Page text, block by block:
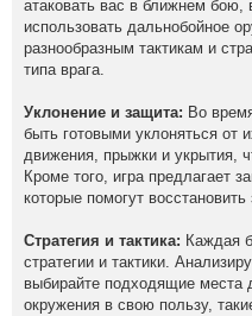
атаковать вас в ближнем бою,
использовать дальнобойное
разнообразным тактикам и
типа врага.
Уклонение и защита: Во
быть готовыми уклоняться от
движения, прыжки и укрытия,
Кроме того, игра предлагает
которые помогут
Стратегия и тактика: Каждая
стратегии и тактики.
выбирайте подходящие места
окружения в свою пользу,